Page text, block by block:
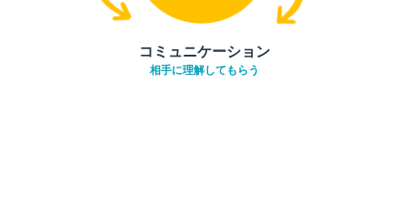
コミュニケーション
相手に理解してもらう